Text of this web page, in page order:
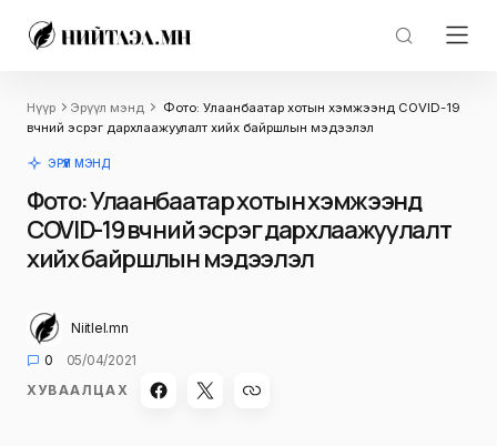
Нүүр Эрүүл мэнд
Фото: Улаанбаатар хотын хэмжээнд COVID-19
өвчний эсрэг дархлаажуулалт хийх байршлын мэдээлэл
ЭРҮҮЛ МЭНД
Фото: Улаанбаатар хотын хэмжээнд
COVID-19 өвчний эсрэг дархлаажуулалт
хийх байршлын мэдээлэл
Niitlel.mn
0
05/04/2021
ХУВААЛЦАХ